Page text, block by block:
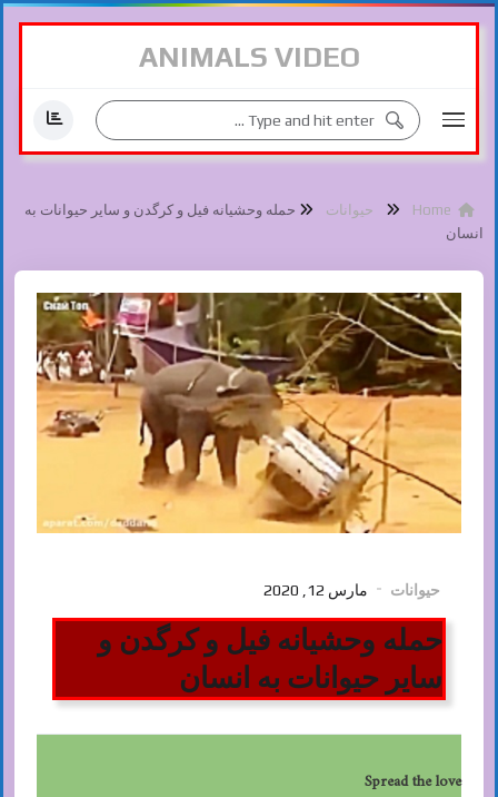
ANIMALS VIDEO
حیوانات
حمله وحشیانه فیل و کرگدن و سایر حیوانات به
انسان
حیوانات مارس 12, 2020
حمله وحشیانه فیل و کرگدن و
سایر حیوانات به انسان
Spread the love